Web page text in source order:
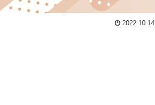
2022.10.14